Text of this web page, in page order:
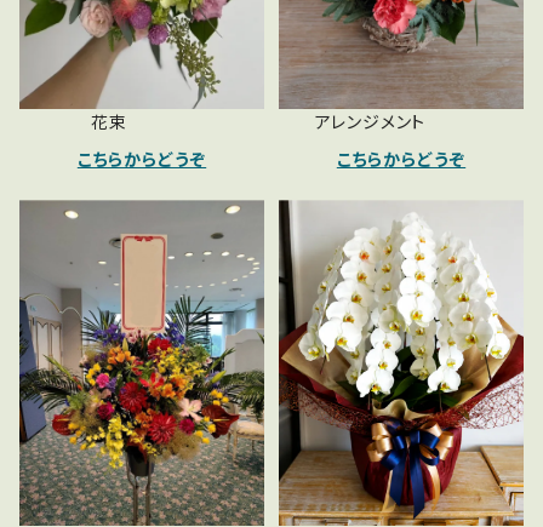
花束
こちらからどうぞ
アレンジメント
こちらからどうぞ